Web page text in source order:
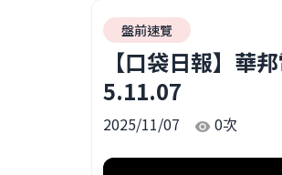
盤前速覽
【口袋日報】華
5.11.07
2025/11/07 0次